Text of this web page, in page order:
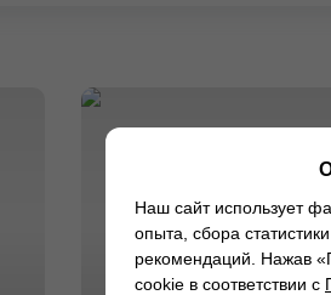
Наш сайт использует
опыта, сбора
рекомендаций. Нажав
cookie в соответствии с